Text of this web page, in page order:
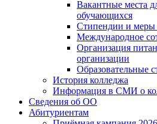
Вакантные места
обучающихся
Стипендии и меры
Международное
Организация
организации
Образовательные
История колледжа
Информация в СМИ о
Сведения об ОО
Абитуриентам